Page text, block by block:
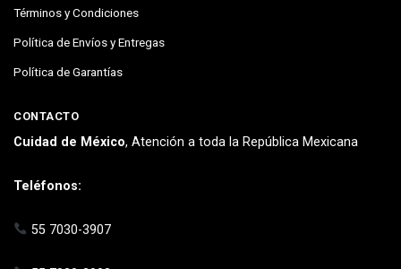
Términos y Condiciones
Política de Envíos y Entregas
Política de Garantías
CONTACTO
Cuidad de México, Atención a toda la República Mexicana
Teléfonos:
55 7030-3907